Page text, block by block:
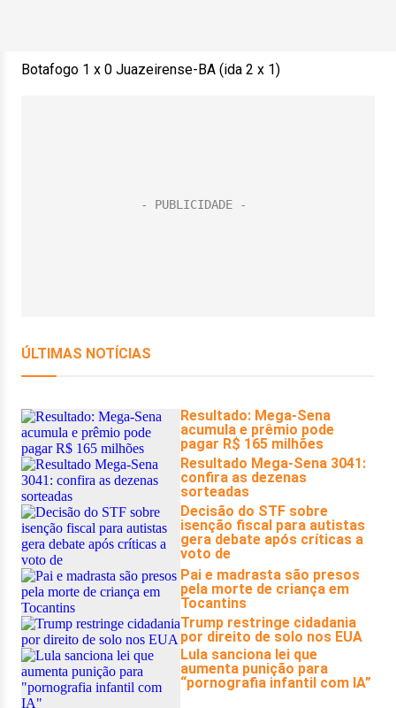
Botafogo 1 x 0 Juazeirense-BA (ida 2 x 1)